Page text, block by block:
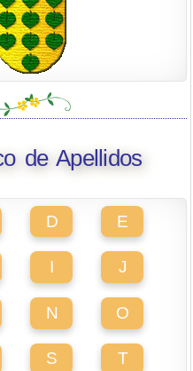
de Apellidos
D E
I J
N O
S T